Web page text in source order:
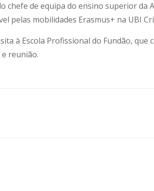
chefe de equipa do ensino superior da
pelas mobilidades Erasmus+ na UBI
à Escola Profissional do Fundão,
reunião.